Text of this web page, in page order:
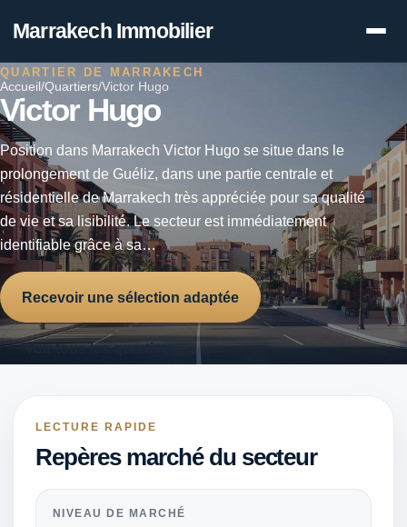
Marrakech Immobilier
Accueil /Quartiers/Victor Hugo
QUARTIER DE MARRAKECH
Victor Hugo
Position dans Marrakech Victor Hugo se situe dans le
prolongement de Guéliz, dans une partie centrale et
résidentielle de Marrakech très appréciée pour sa qualité
de vie et sa lisibilité. Le secteur est immédiatement
identifiable grâce à sa…
Recevoir une sélection adaptée
Voir tous les quartiers
LECTURE RAPIDE
Repères marché du secteur
NIVEAU DE MARCHÉ